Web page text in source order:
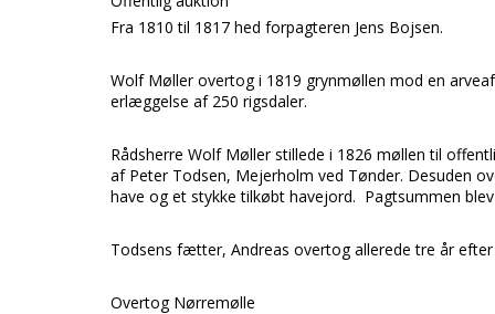
Fra 1810 til 1817 hed forpagteren Jens Bojsen.
Wolf Møllerovertog i 1819 grynmøllen mod en
erlæggelse af 250 rigsdaler.
Rådsherre Wolf Møllerstillede i 1826 møllen til
af Peter Todsen, Mejerholm ved Tønder. Desuden
have og et stykke tilkøbt havejord. Pagtsummen
Todsens fætter, Andreas overtog allerede tre år
Overtog Nørremølle